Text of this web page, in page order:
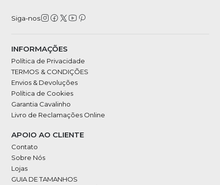
Siga-nos
INFORMAÇÕES
Política de Privacidade
TERMOS & CONDIÇÕES
Envios & Devoluções
Política de Cookies
Garantia Cavalinho
Livro de Reclamações Online
APOIO AO CLIENTE
Contato
Sobre Nós
Lojas
GUIA DE TAMANHOS